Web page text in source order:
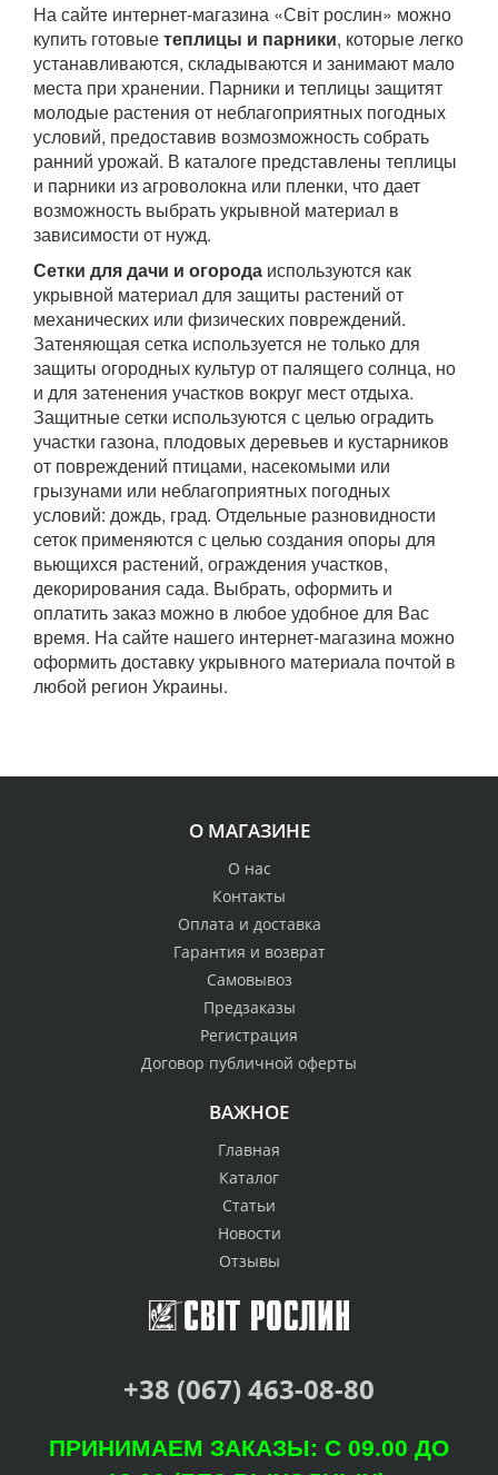
На сайте интернет-магазина «Світ рослин» можно
купить готовыетеплицы и парники, которые легко
устанавливаются, складываются и занимают мало
места при хранении. Парники и теплицы защитят
молодые растения от неблагоприятных погодных
условий, предоставив возмозможность собрать
ранний урожай. В каталоге представлены теплицы
и парники из агроволокна или пленки, что дает
возможность выбрать укрывной материал в
зависимости от нужд.
Сетки для дачи и огорода используются как
укрывной материал для защиты растений от
механических или физических повреждений.
Затеняющая сетка используется не только для
защиты огородных культур от палящего солнца, но
и для затенения участков вокруг мест отдыха.
Защитные сетки используются с целью оградить
участки газона, плодовых деревьев и кустарников
от повреждений птицами, насекомыми или
грызунами или неблагоприятных погодных
условий: дождь, град. Отдельные разновидности
сеток применяются с целью создания опоры для
вьющихся растений, ограждения участков,
декорирования сада. Выбрать, оформить и
оплатить заказ можно в любое удобное для Вас
время. На сайте нашего интернет-магазина можно
оформить доставку укрывного материала почтой в
любой регион Украины.
О МАГАЗИНЕ
О нас
Контакты
Оплата и доставка
Гарантия и возврат
Самовывоз
Предзаказы
Регистрация
Договор публичной оферты
ВАЖНОЕ
Главная
Каталог
Статьи
Новости
Отзывы
+38 (067) 463-08-80
ПРИНИМАЕМ ЗАКАЗЫ: С 09.00 ДО